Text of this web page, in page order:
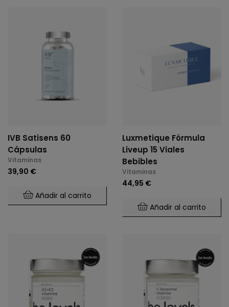
IVB Satisens 60
Cápsulas
Vitaminas
39,90 €
Añadir al carrito
Luxmetique Fórmula
Liveup 15 Viales
Bebibles
Vitaminas
44,95 €
Añadir al carrito